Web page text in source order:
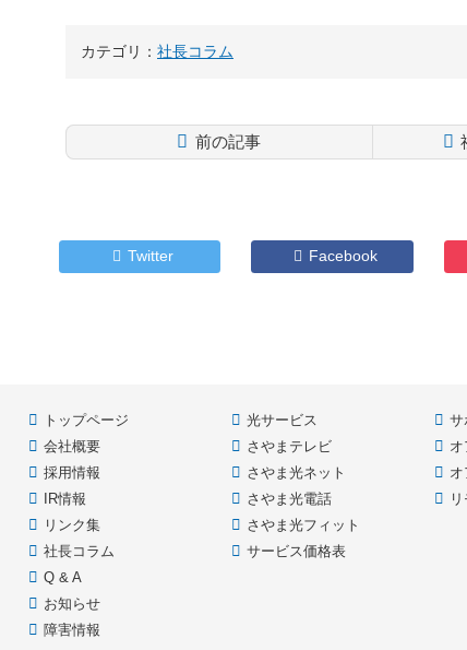
カテゴリ： 社長コラム
前の記事
戻
る
Twitter Facebook
トップページ
会社概要
採用情報
IR情報
リンク集
社長コラム
Q & A
お知らせ
障害情報
光サービス
さやまテレビ
さやま光ネット
さやま光電話
さやま光フィット
サービス価格表
サ
オ